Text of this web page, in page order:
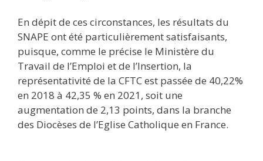
En dépit de ces circonstances, les résultats du
SNAPE ont été particulièrement satisfaisants,
puisque, comme le précise le Ministère du
Travail de l’Emploi et de l’Insertion, la
représentativité de la CFTC est passée de 40,22%
en 2018 à 42,35 % en 2021, soit une
augmentation de 2,13 points, dans la branche
des Diocèses de l’Eglise Catholique en France.